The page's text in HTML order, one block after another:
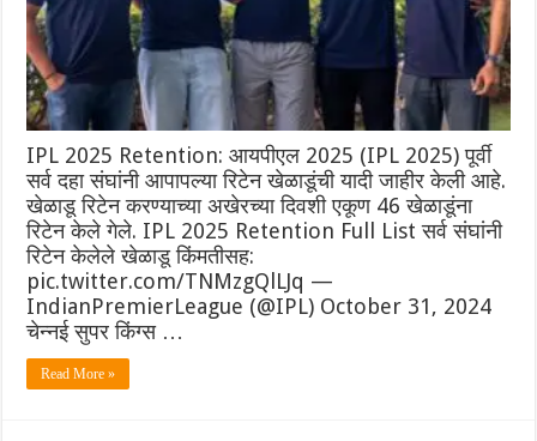
IPL 2025 Retention: आयपीएल 2025 (IPL 2025) पूर्वी
सर्व दहा संघांनी आपापल्या रिटेन खेळाडूंची यादी जाहीर केली आहे.
खेळाडू रिटेन करण्याच्या अखेरच्या दिवशी एकूण 46 खेळाडूंना
रिटेन केले गेले. IPL 2025 Retention Full List सर्व संघांनी
रिटेन केलेले खेळाडू किंमतीसह:
pic.twitter.com/TNMzgQlLJq —
IndianPremierLeague (@IPL) October 31, 2024
चेन्नई सुपर किंग्स …
Read More »